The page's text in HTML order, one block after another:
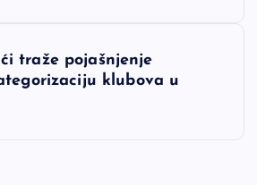
traže pojašnjenje
klubova u